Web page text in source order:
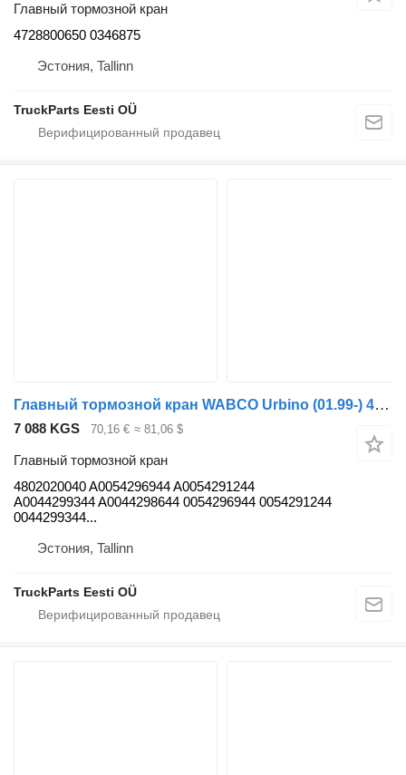
Главный тормозной кран
4728800650 0346875
Эстония, Tallinn
TruckParts Eesti OÜ
Главный тормозной кран WABCO Urbino (01.99-) 4802020040 для автобуса Solaris Urbino, Alpino, Vacanza (1999-)
7 088 KGS 70,16 € ≈ 81,06 $
Главный тормозной кран
4802020040 A0054296944 A0054291244
A0044299344 A0044298644 0054296944 0054291244
0044299344...
Эстония, Tallinn
TruckParts Eesti OÜ